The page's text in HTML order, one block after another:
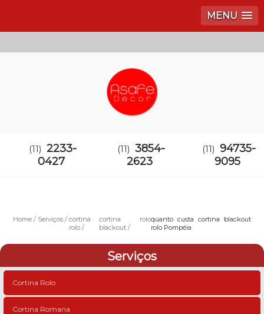
MENU
(11) 2233-
0427
(11) 3854-
2623
(11) 94735-
9095
Home Serviços
cortina
rolo
cortina rolo
blackout
quanto custa cortina blackout
rolo Pompéia
Serviços
Cortina Rolo
Cortina Romana